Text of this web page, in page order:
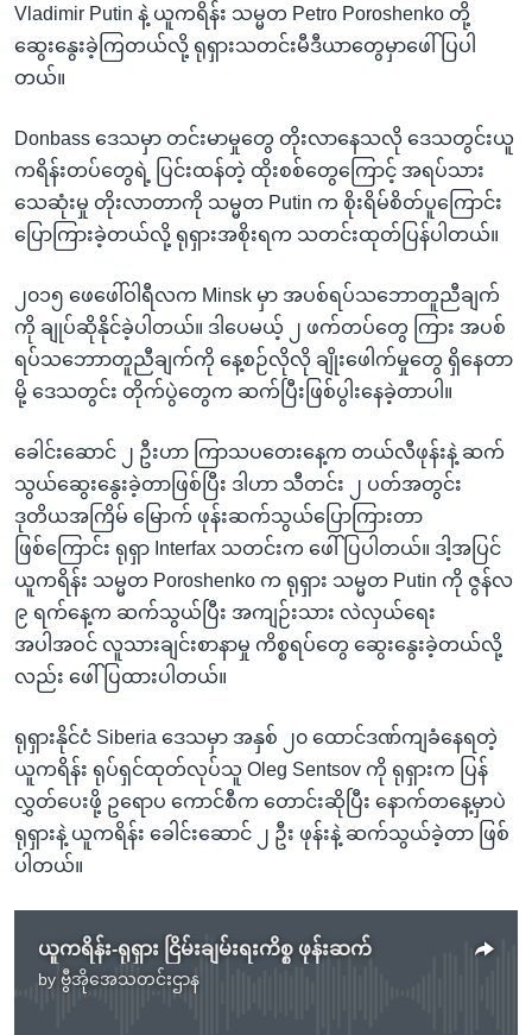
နေရာ
ကျော်
Vladimir Putin နဲ့ ယူကရိန်း သမ္မတ Petro Poroshenko တို့
ဆွေးနွေးခဲ့ကြတယ်လို့ ရုရှားသတင်းမီဒီယာတွေမှာဖေါ်ပြပါ
တယ်။
Donbass ဒေသမှာ တင်းမာမှုတွေ တိုးလာနေသလို ဒေသတွင်းယူ
ကရိန်းတပ်တွေရဲ့ ပြင်းထန်တဲ့ ထိုးစစ်တွေကြောင့် အရပ်သား
သေဆုံးမှု တိုးလာတာကို သမ္မတ Putin က စိုးရိမ်စိတ်ပူကြောင်း
ပြောကြားခဲ့တယ်လို့ ရုရှားအစိုးရက သတင်းထုတ်ပြန်ပါတယ်။
၂၀၁၅ ဖေဖေါ်ဝါရီလက Minsk မှာ အပစ်ရပ်သဘောတူညီချက်
ကို ချုပ်ဆိုနိုင်ခဲ့ပါတယ်။ ဒါပေမယ့် ၂ ဖက်တပ်တွေ ကြား အပစ်
ရပ်သဘောာတူညီချက်ကို နေ့စဉ်လိုလို ချိုးဖေါက်မှုတွေ ရှိနေတာ
မို့ ဒေသတွင်း တိုက်ပွဲတွေက ဆက်ပြီးဖြစ်ပွါးနေခဲ့တာပါ။
ခေါင်းဆောင် ၂ ဦးဟာ ကြာသပတေးနေ့က တယ်လီဖုန်းနဲ့ ဆက်
သွယ်ဆွေးနွေးခဲ့တာဖြစ်ပြီး ဒါဟာ သီတင်း ၂ ပတ်အတွင်း
ဒုတိယအကြိမ် မြောက် ဖုန်းဆက်သွယ်ပြောကြားတာ
ဖြစ်ကြောင်း ရုရှာ Interfax သတင်းက ဖေါ်ပြပါတယ်။ ဒါ့အပြင်
ယူကရိန်း သမ္မတ Poroshenko က ရုရှား သမ္မတ Putin ကို ဇွန်လ
၉ ရက်နေ့က ဆက်သွယ်ပြီး အကျဉ်းသား လဲလှယ်ရေး
အပါအဝင် လူသားချင်းစာနာမှု ကိစ္စရပ်တွေ ဆွေးနွေးခဲ့တယ်လို့
လည်း ဖေါ်ပြထားပါတယ်။
ရုရှားနိုင်ငံ Siberia ဒေသမှာ အနှစ် ၂၀ ထောင်ဒဏ်ကျခံနေရတဲ့
ယူကရိန်း ရုပ်ရှင်ထုတ်လုပ်သူ Oleg Sentsov ကို ရုရှားက ပြန်
လွှတ်ပေးဖို့ ဥရောပ ကောင်စီက တောင်းဆိုပြီး နောက်တနေ့မှာပဲ
ရုရှားနဲ့ ယူကရိန်း ခေါင်းဆောင် ၂ ဦး ဖုန်းနဲ့ ဆက်သွယ်ခဲ့တာ ဖြစ်
ပါတယ်။
ယူကရိန်း-ရုရှား ငြိမ်းချမ်းရးကိစ္စ ဖုန်းဆက်
by ဗွီအိုအေသတင်းဌာန
No media source currently available